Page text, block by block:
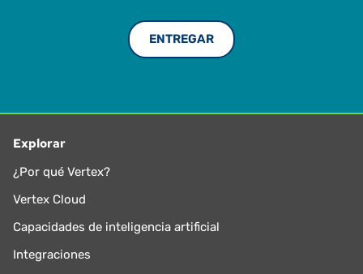
Explorar
¿Por qué Vertex?
Vertex Cloud
Capacidades de inteligencia artificial
Integraciones